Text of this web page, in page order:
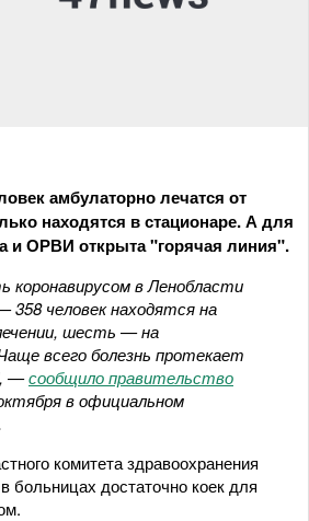
амбулаторно лечатся от
находятся в стационаре. А для
и ОРВИ открыта "горячая линия".
коронавирусом в Ленобласти
358 человек находятся на
шесть — на
всего болезнь протекает
—сообщило правительство
в официальном
комитета здравоохранения
больницах достаточно коек для